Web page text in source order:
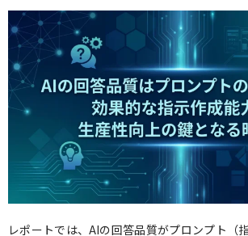
レポートでは、AIの回答品質がプロンプト（